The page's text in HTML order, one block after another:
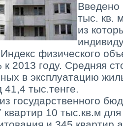
Введено
тыс. кв.
из
физического
к 2013 году. Средняя
в эксплуатацию
41,4 тыс.тенге.
государственного
квартир 10 тыс.кв.м